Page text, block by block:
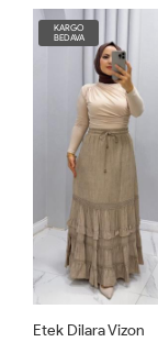
KARGO
BEDAVA
Etek Dilara Vizon